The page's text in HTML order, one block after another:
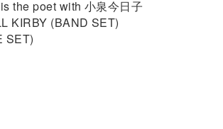
the poet with 小泉今日子
KIRBY (BAND SET)
SET)